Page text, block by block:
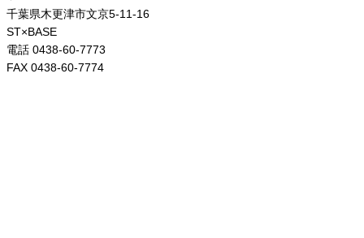
千葉県木更津市文京5-11-16
ST×BASE
電話 0438-60-7773
FAX 0438-60-7774